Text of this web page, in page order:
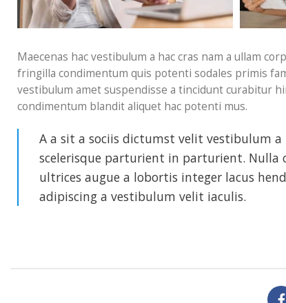
Maecenas hac vestibulum a hac cras nam a ullam
fringilla condimentum quis potenti sodales primis
vestibulum amet suspendisse a tincidunt curabitur
condimentum blandit aliquet hac potenti mus.
A a sit a sociis dictumst velit vestibulum
scelerisque parturient in parturient.
ultrices augue a lobortis integer lacus
adipiscing a vestibulum velit iaculis.